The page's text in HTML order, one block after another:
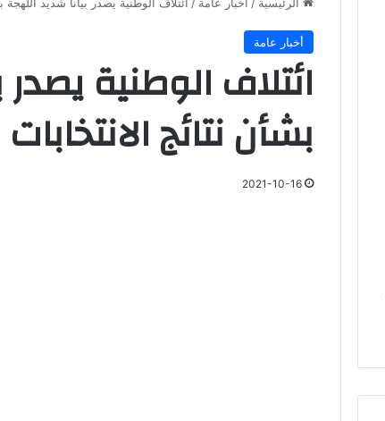
أخبار عامة
ائتلاف الوطنية
بشأن نتائج الانتخابات
2021-10-16